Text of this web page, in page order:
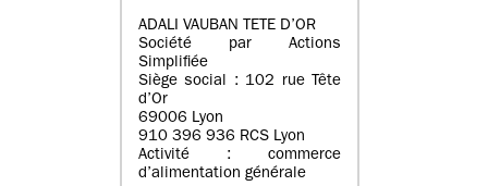
ADALI VAUBAN TETE D’OR
Société par Actions
Simplifiée
Siège social : 102 rue Tête
d’Or
69006 Lyon
910 396 936 RCS Lyon
Activité : commerce
d’alimentation générale